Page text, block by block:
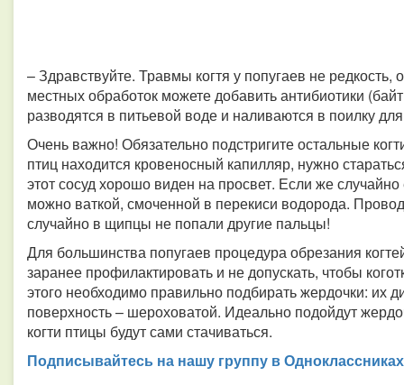
– Здравствуйте. Травмы когтя у попугаев не
местных обработок можете добавить антибиотики
разводятся в питьевой воде и наливаются в поилку
Очень важно! Обязательно подстригите остальные
птиц находится кровеносный капилляр, нужно
этот сосуд хорошо виден на просвет. Если же
можно ваткой, смоченной в перекиси водорода.
случайно в щипцы не попали другие пальцы!
Для большинства попугаев процедура обрезания
заранее профилактировать и не допускать, чтобы
этого необходимо правильно подбирать жердочки: их
поверхность – шероховатой. Идеально подойдут
когти птицы будут сами стачиваться.
Подписывайтесь на нашу группу в Одноклассниках